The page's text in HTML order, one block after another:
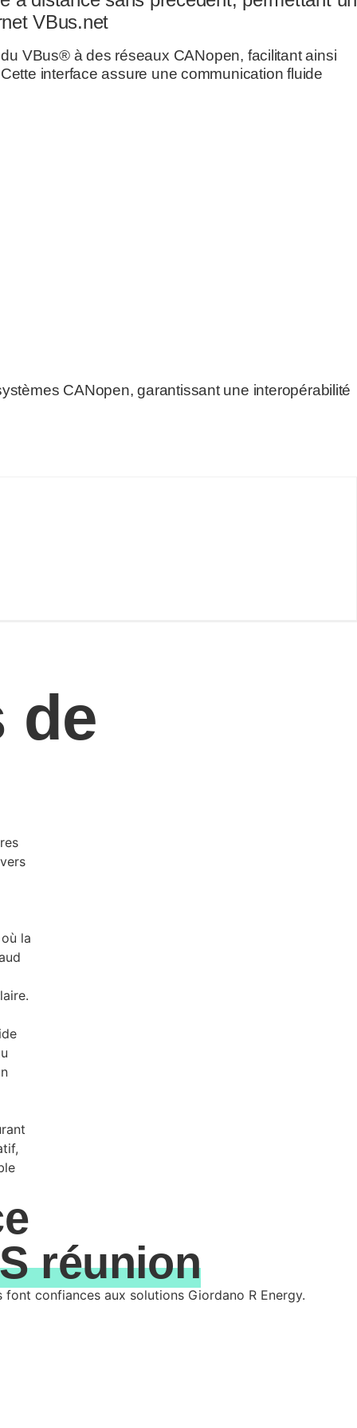
VBus.net
VBus® à des réseaux CANopen, facilitant ainsi
interface assure une communication fluide
CANopen, garantissant une interopérabilité
de
la
réunion
confiances aux solutions Giordano R Energy.